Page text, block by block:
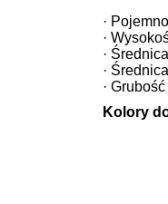
·
·
·
·
·
Kolory